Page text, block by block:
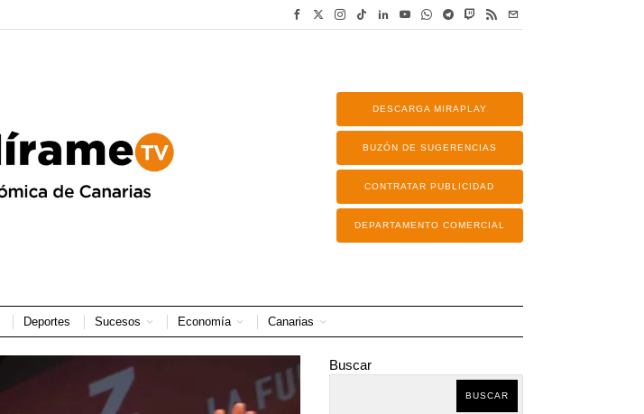
DESCARGA MIRAPLAY
BUZÓN DE SUGERENCIAS
CONTRATAR PUBLICIDAD
DEPARTAMENTO COMERCIAL
Deportes Sucesos Economía Canarias
Buscar
BUSCAR